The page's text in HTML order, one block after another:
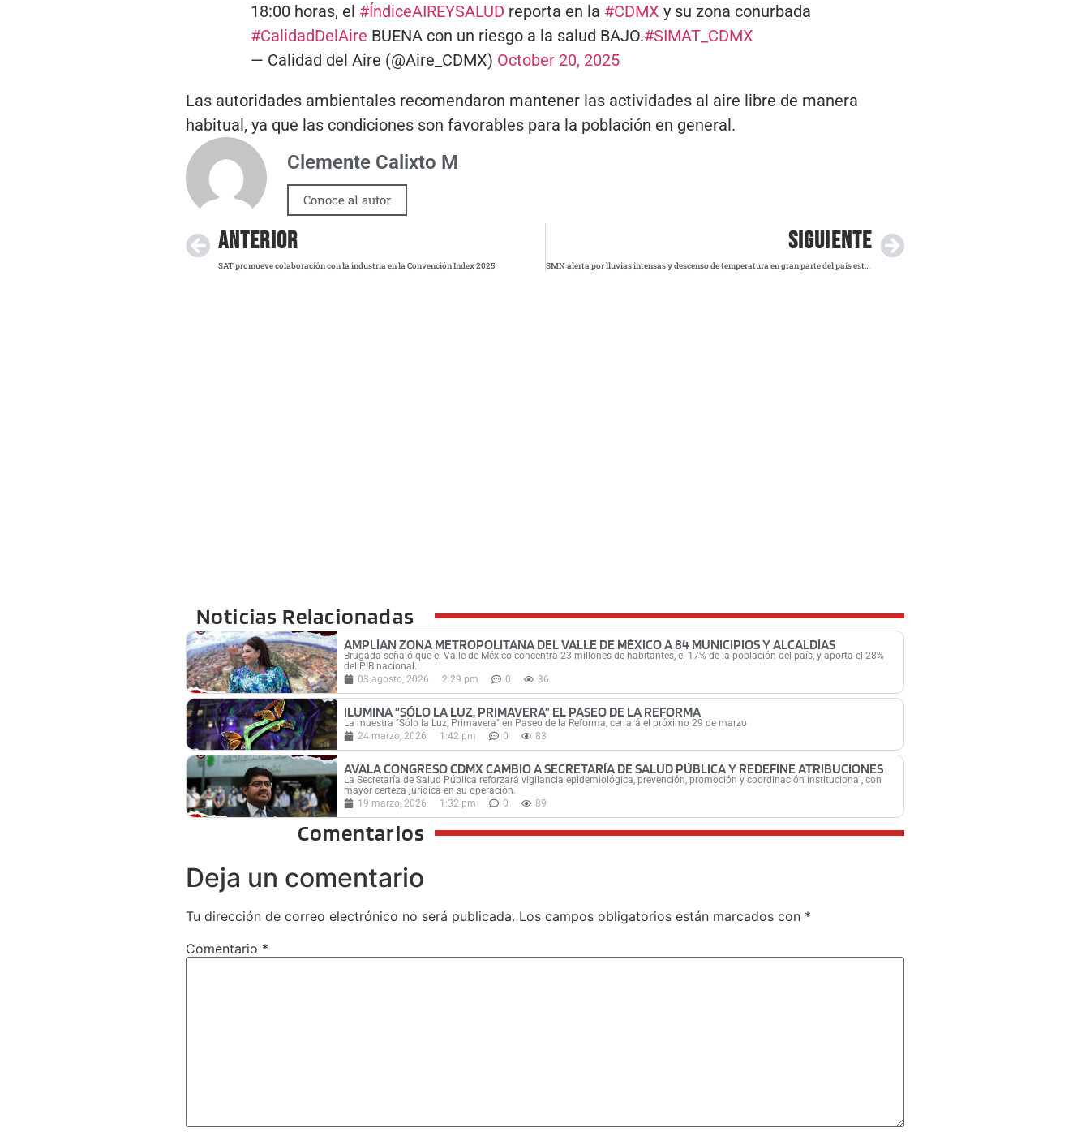
18:00 horas, el #ÍndiceAIREYSALUD reporta en la #CDMX y su zona conurbada
#CalidadDelAire BUENA con un riesgo a la salud BAJO.#SIMAT_CDMX
— Calidad del Aire (@Aire_CDMX) October 20, 2025
Las autoridades ambientales recomendaron mantener las actividades al aire libre de manera
habitual, ya que las condiciones son favorables para la población en general.
Clemente Calixto M
Conoce al autor
ANTERIOR
SAT promueve colaboración con la industria en la Convención Index 2025
SIGUIENTE
SMN alerta por lluvias intensas y descenso de temperatura en gran parte del país este lunes
Noticias Relacionadas
AMPLÍAN ZONA METROPOLITANA DEL VALLE DE MÉXICO A 84 MUNICIPIOS Y ALCALDÍAS
Brugada señaló que el Valle de México concentra 23 millones de habitantes, el 17% de la población del país, y aporta el 28%
del PIB nacional.
03 agosto, 2026
2:29 pm 0 36
ILUMINA “SÓLO LA LUZ, PRIMAVERA” EL PASEO DE LA REFORMA
La muestra "Sólo la Luz, Primavera" en Paseo de la Reforma, cerrará el próximo 29 de marzo
24 marzo, 2026
1:42 pm 0 83
AVALA CONGRESO CDMX CAMBIO A SECRETARÍA DE SALUD PÚBLICA Y REDEFINE ATRIBUCIONES
La Secretaría de Salud Pública reforzará vigilancia epidemiológica, prevención, promoción y coordinación institucional, con
mayor certeza jurídica en su operación.
19 marzo, 2026
1:32 pm 0 89
Comentarios
Deja un comentario
Tu dirección de correo electrónico no será publicada. Los campos obligatorios están marcados con *
Comentario *